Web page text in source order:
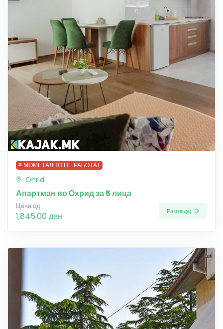
МОМЕТАЛНО НЕ РАБОТАТ
Ohrid
Апартман во Охрид за 5 лица
Цена од
1,845.00 ден Разгледај